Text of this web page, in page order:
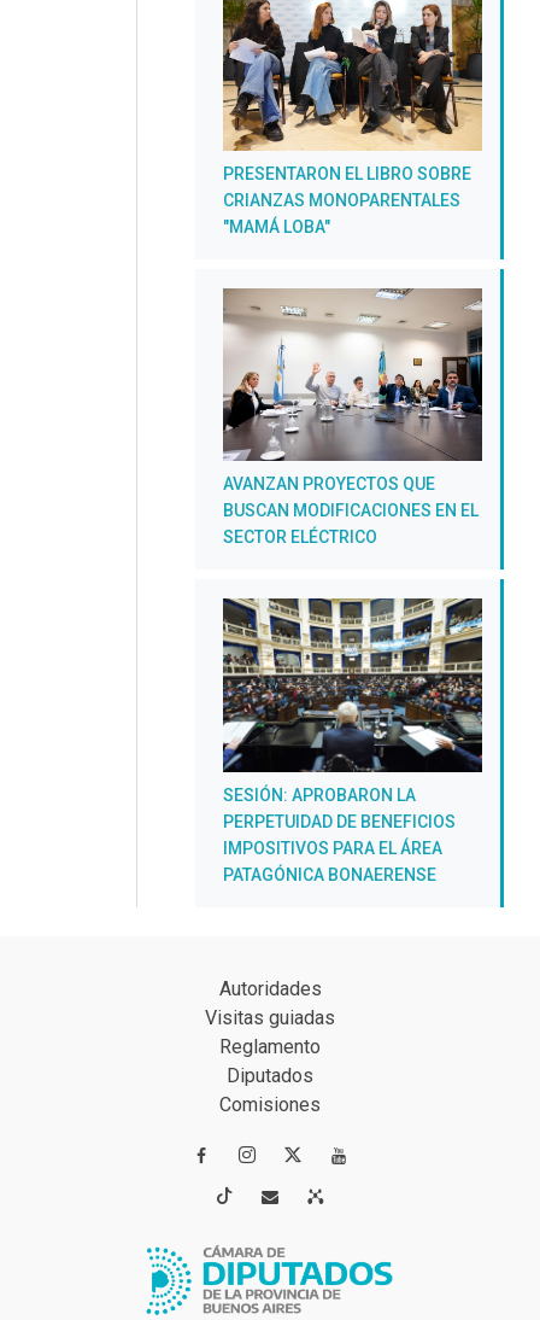
PRESENTARON EL LIBRO SOBRE
CRIANZAS MONOPARENTALES
"MAMÁ LOBA"
AVANZAN PROYECTOS QUE
BUSCAN MODIFICACIONES EN EL
SECTOR ELÉCTRICO
SESIÓN: APROBARON LA
PERPETUIDAD DE BENEFICIOS
IMPOSITIVOS PARA EL ÁREA
PATAGÓNICA BONAERENSE
Autoridades
Visitas guiadas
Reglamento
Diputados
Comisiones
 
 